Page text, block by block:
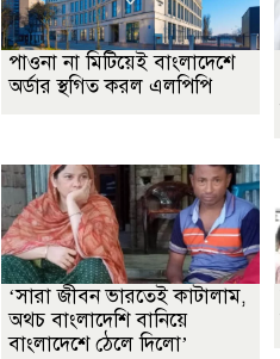
পাওনা না মিটিয়েই বাংলাদেশে
অর্ডার স্থগিত করল এলপিপি
‘সারা জীবন ভারতেই কাটালাম,
অথচ বাংলাদেশি বানিয়ে
বাংলাদেশে ঠেলে দিলো’